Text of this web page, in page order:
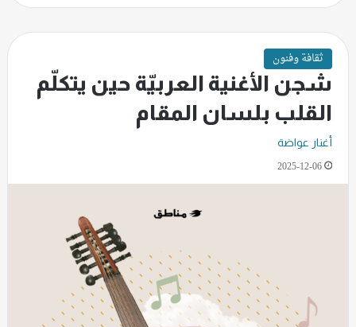
ثقافة وفنون
شجن الأغنية العربيّة حين يتكلّم
القلب بلسان المقام
أغنار عواضة
2025-12-06